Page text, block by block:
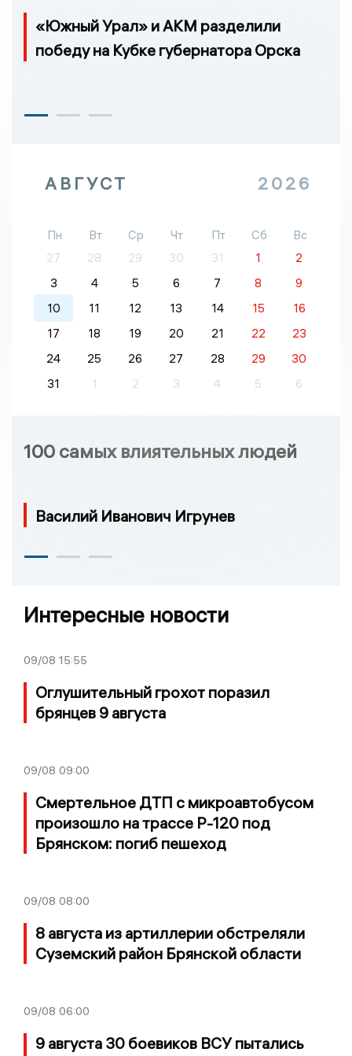
«Южный Урал» и АКМ разделили
победу на Кубке губернатора Орска
АВГУСТ 2026
Пн Вт Ср Чт Пт Сб
Вс
27
28 29 30 31 1
2
3
4 5 6 7 8
9
10
11 12 13 14 15
16
17
18 19 20 21 22
23
24
25 26 27 28 29
30
31
1 2 3 4 5 6
100 самых влиятельных людей
Василий Иванович Игрунев
Интересные новости
09/08 15:55
Оглушительный грохот поразил
брянцев 9 августа
09/08 09:00
Смертельное ДТП с микроавтобусом
произошло на трассе Р-120 под
Брянском: погиб пешеход
09/08 08:00
8 августа из артиллерии обстреляли
Суземский район Брянской области
09/08 06:00
9 августа 30 боевиков ВСУ пытались